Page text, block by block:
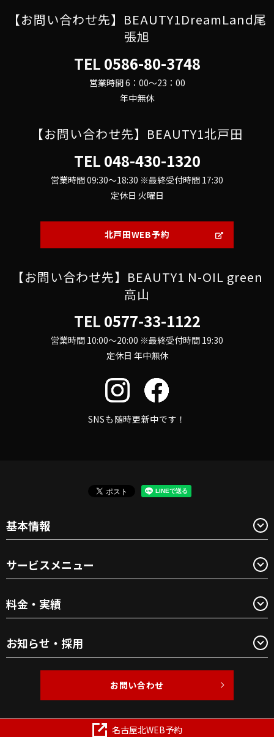
【お問い合わせ先】BEAUTY1DreamLand尾
張旭
TEL 0586-80-3748
営業時間 6：00～23：00
年中無休
【お問い合わせ先】BEAUTY1北戸田
TEL 048-430-1320
営業時間 09:30～18:30 ※最終受付時間 17:30
定休日 火曜日
北戸田WEB予約
【お問い合わせ先】BEAUTY1 N-OIL green
高山
TEL 0577-33-1122
営業時間 10:00～20:00 ※最終受付時間 19:30
定休日 年中無休
SNSも随時更新中です！
名古屋北WEB予約
基本情報
サービスメニュー
料金・実績
お知らせ・採用
お問い合わせ
Copyright © BEAUTY1 All Rights Reserved.